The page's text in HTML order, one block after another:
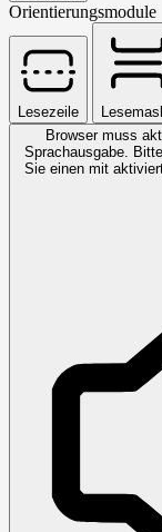
Orientierungsmodule
Lesezeile
Browser muss
Sprachausgabe.
Sie einen mit